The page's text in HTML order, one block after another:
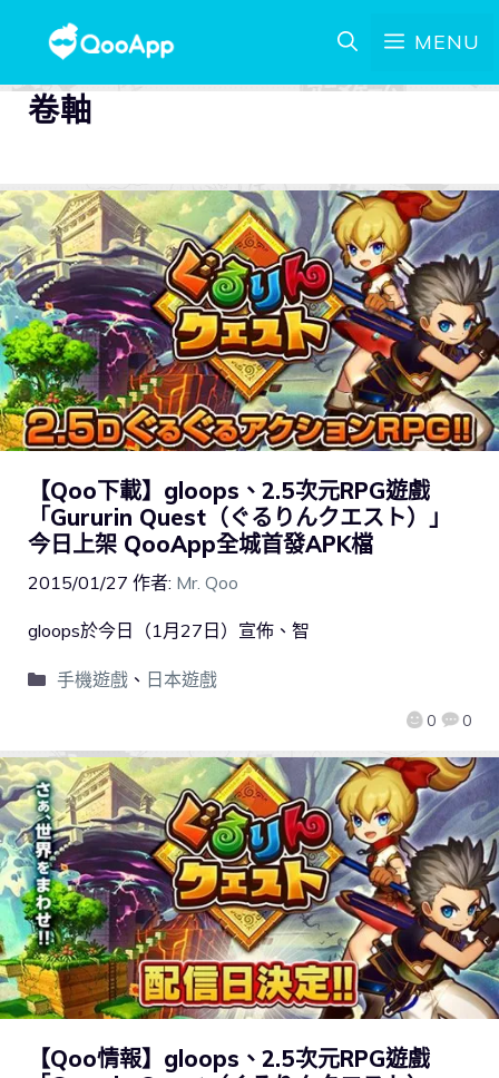
MENU
卷軸
【Qoo下載】gloops、2.5次元RPG遊戲
「Gururin Quest（ぐるりんクエスト）」
今日上架 QooApp全城首發APK檔
2015/01/27 作者: Mr. Qoo
0 0
gloops於今日（1月27日）宣佈、智
手機遊戲、 日本遊戲
【Qoo情報】gloops、2.5次元RPG遊戲